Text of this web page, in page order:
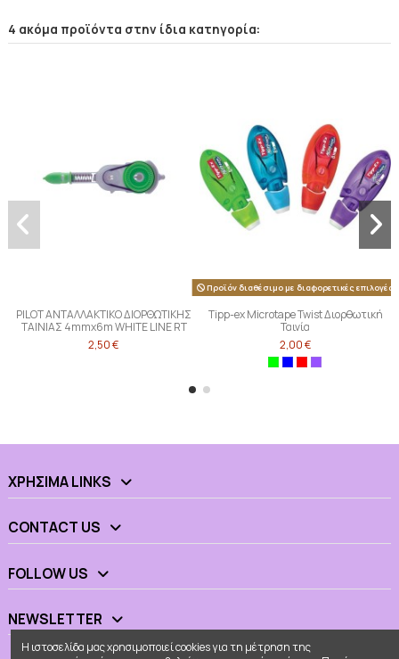
4 ακόμα προϊόντα στην ίδια κατηγορία:
PILOT ΑΝΤΑΛΛΑΚΤΙΚΟ ΔΙΟΡΘΩΤΙΚΗΣ
ΤΑΙΝΙΑΣ 4mmx6m WHITE LINE RT
2,50 €
Προϊόν διαθέσιμο με διαφορετικές επιλογές
Tipp-ex Microtape Twist Διορθωτική
Ταινία
2,00 €
ΧΡΉΣΙΜΑ LINKS
CONTACT US
FOLLOW US
NEWSLETTER
Η ιστοσελίδα μας χρησιμοποιεί cookies για τη μέτρηση της